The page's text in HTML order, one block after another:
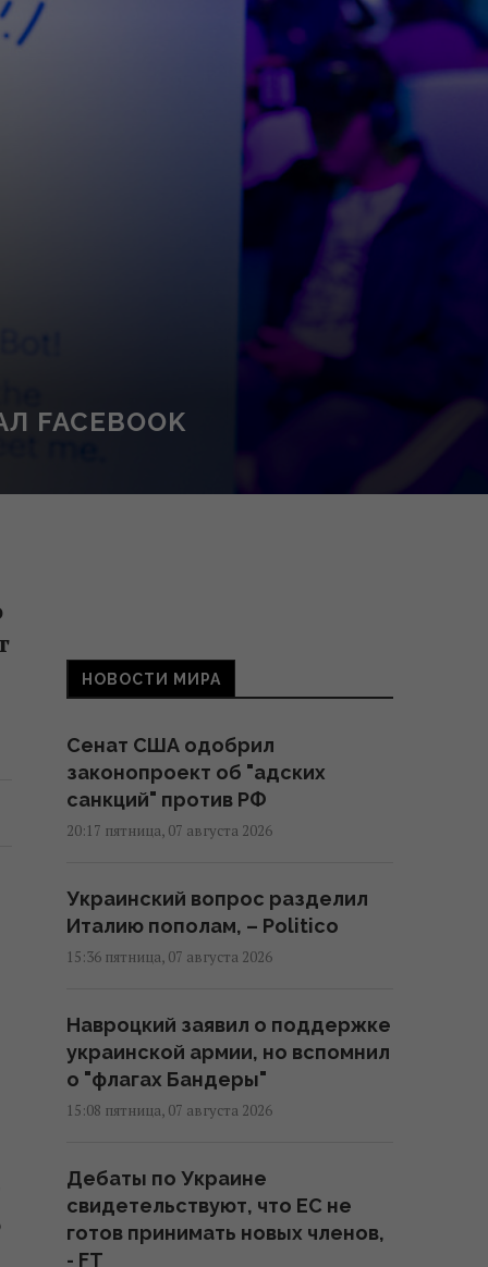
НОВОСТИ МИРА
Сенат США одобрил
законопроект об "адских
санкций" против РФ
20:17 пятница, 07 августа 2026
Украинский вопрос разделил
Италию пополам, – Politico
15:36 пятница, 07 августа 2026
Навроцкий заявил о поддержке
украинской армии, но вспомнил
о "флагах Бандеры"
15:08 пятница, 07 августа 2026
Дебаты по Украине
свидетельствуют, что ЕС не
готов принимать новых членов,
- FT